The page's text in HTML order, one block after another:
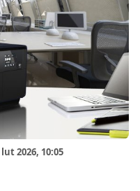
lut 2026, 10:05